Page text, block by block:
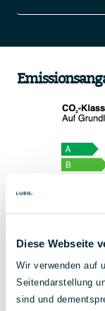
Diese Webseite
Wir verwenden auf
Seitendarstellung
sind und
Energieverbrauch
kombiniert: